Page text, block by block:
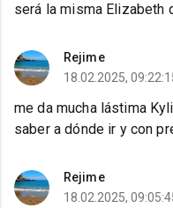
será la misma Elizabeth
Rejime
18.02.2025,
me da mucha lástima
saber a dónde ir y con
Rejime
18.02.2025,